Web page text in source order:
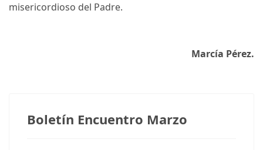
misericordioso del Padre.
Marcía Pérez.
Boletín Encuentro Marzo